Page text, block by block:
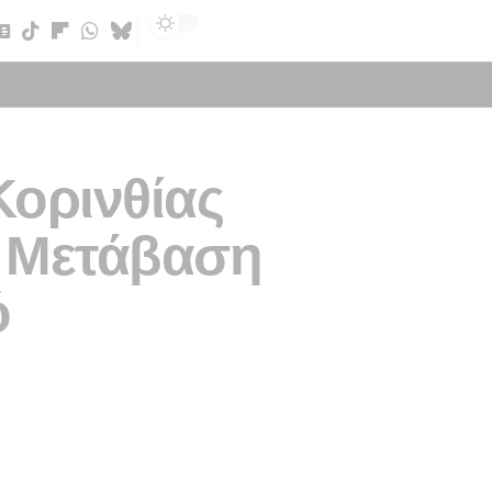
Μετάβαση